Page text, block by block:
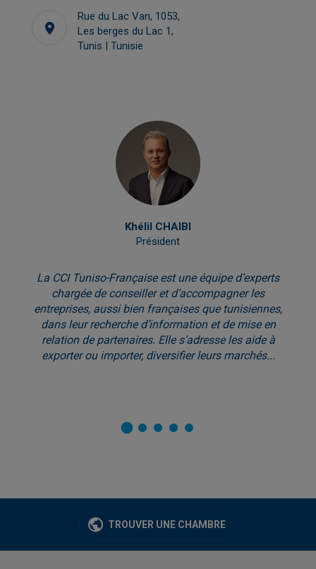
Rue du Lac Van, 1053,
Les berges du Lac 1,
Tunis | Tunisie
Khélil CHAIBI
Président
La CCI Tuniso-Française est une équipe d’experts
chargée de conseiller et d’accompagner les
entreprises, aussi bien françaises que tunisiennes,
dans leur recherche d’information et de mise en
relation de partenaires. Elle s’adresse les aide à
exporter ou importer, diversifier leurs marchés...
TROUVER UNE CHAMBRE